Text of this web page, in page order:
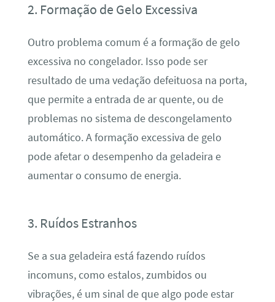
2. Formação de Gelo Excessiva
Outro problema comum é a formação de gelo
excessiva no congelador. Isso pode ser
resultado de uma vedação defeituosa na porta,
que permite a entrada de ar quente, ou de
problemas no sistema de descongelamento
automático. A formação excessiva de gelo
pode afetar o desempenho da geladeira e
aumentar o consumo de energia.
3. Ruídos Estranhos
Se a sua geladeira está fazendo ruídos
incomuns, como estalos, zumbidos ou
vibrações, é um sinal de que algo pode estar